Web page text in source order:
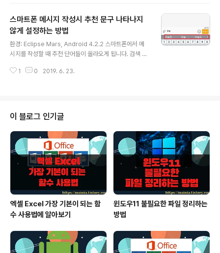
방법에 대해 알아 보겠습니다. ▼ 이번에 업그레이드된 보
안 모드는 일회용이 아닌 비밀번호나 지문을 통해서 사용
이 가능하도록 변경 되었습니다. 앱을 실행하고 오른쪽 상
단에 있는 [더보기] > [설정] 메뉴를 클릭합니다. ▼ 인터
넷 설정 페이지에서 [개인정보 보호] > [비밀 모드 보안] 메
뉴를 클릭해서 들어갑니다. ▼ 비밀 모드 보안에서 [비밀번
스마트폰 메시지 작성시 추천 문구 나타나지
않게 설정하는 방법
환경: Eclipse Mars, Android 4.2.2 스마트폰에서 메
시지를 작성할 때 추천 단어들이 올라오게 됩니다. 검색 엔
입력했던 자료를 기반으로 관련 단어들이 나타나는데 해당
때 마다 추천 단어들이 아래에 뜹니다. 이전에 입력했던 단
어들을 우선적으로 보여 줍니다. 오른쪽 끝에 화살표를 클
릭하면 더 많은 단어들을 볼 수 있습니다. ▼ 이렇게 메시
지 작성창에 나타나는 추천 단어들이 뜨지 않도록 설정을
변경해 보도록 하겠습니다. [설정] > [언어 및 입력 방식]
메뉴를 선택합..
1 0 2019. 6. 23.
이 블로그 인기글
엑셀 Excel 가장 기본이 되는 함
수 사용법에 알아보기
윈도우11 불필요한 파일 정리하는
방법